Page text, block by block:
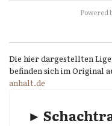
Powered
Die hier dargestellten
befinden sich im Original
anhalt.de
►